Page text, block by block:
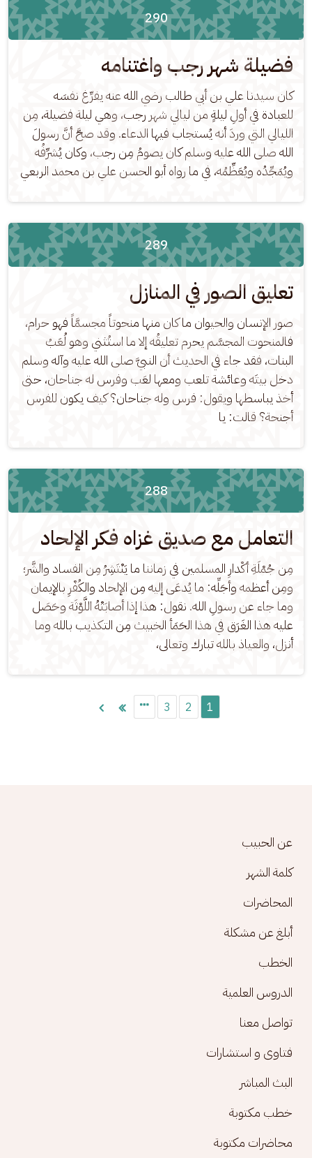
290
فضيلة شهر رجب واغتنامه
كان سيدنا علي بن أبي طالب رضي الله عنه يفرِّغ نفسَه
للعبادة في أولِ ليلةٍ من ليالي شهر رجب، وهي ليلة فضيلة، مِن
الليالي التي وردَ أنه يُستجاب فيها الدعاء. وقد صحَّ أنَّ رسولَ
الله صلى الله عليه وسلم كان يصومُ مِن رجب، وكان يُشرِّفُه
ويُمَجِّدُه ويُعَظِّمُه، في ما رواه أبو الحسن علي بن محمد الربعي
289
تعليق الصور في المنازل
صور الإنسان والحيوان ما كان منها منحوتاً مجسمَّاً فهو حرام،
فالمنحوت المجسَّم يحرم تعليقُه إلا ما استُثني وهو لُعَبُ
البنات، فقد جاء في الحديث أن النبيَّ صلى الله عليه وآله وسلم
دخل بيتَه وعائشة تلعب ومعها لعَب وفرس له جناحان، حتى
أخذ يباسطها ويقول: فرس وله جناحان؟ كيف يكون للفرس
أجنحة؟ قالت: يا
288
التعامل مع صديق غزاه فكر الإلحاد
مِن جُمْلَةِ أكْدارِ المسلمين في زماننا ما يَنْتَشِرُ مِن الفساد والشَّر؛
ومِن أعظمه وأجَلِّه: ما يُدعَى إليه مِن الإلحاد والكُفْرِ بالإيمان
وما جاء عن رسولِ الله. نقول: هذا إذا أصابَتْهُ اللَّوْثَة وحَصَل
عليه هذا الغَرَق في هذا الحَمَأ الخبيث مِن التكذيب بالله وما
أنزل، والعياذ بالله تبارك وتعالى،
1
2
3
Footer menu
عن الحبيب
كلمة الشهر
المحاضرات
أبلغ عن مشكلة
الخطب
الدروس العلمية
تواصل معنا
فتاوى و استشارات
البث المباشر
خطب مكتوبة
محاضرات مكتوبة